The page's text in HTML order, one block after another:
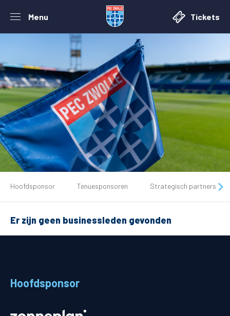
Menu Tickets
De club
Tickets
Matchdays
Supporters
Hoofdsponsor Tenuesponsoren Strategisch partners
Er zijn geen businessleden gevonden
Hoofdsponsor